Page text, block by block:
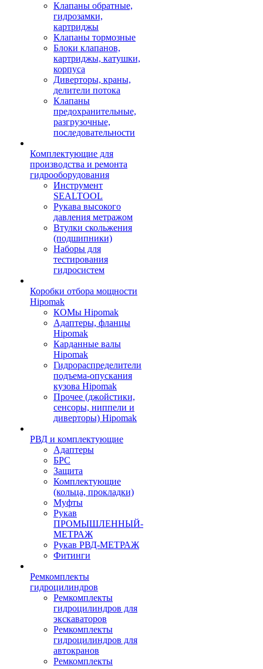
Клапаны обратные,
гидрозамки,
картриджы
Клапаны тормозные
Блоки клапанов,
картриджы, катушки,
корпуса
Диверторы, краны,
делители потока
Клапаны
предохранительные,
разгрузочные,
последовательности
Комплектующие для
производства и ремонта
гидрооборудования
Инструмент
SEALTOOL
Рукава высокого
давления метражом
Втулки скольжения
(подшипники)
Наборы для
тестирования
гидросистем
Коробки отбора мощности
Hipomak
КОМы Hipomak
Адаптеры, фланцы
Hipomak
Карданные валы
Hipomak
Гидрораспределители
подъема-опускания
кузова Hipomak
Прочее (джойстики,
сенсоры, ниппели и
диверторы) Hipomak
РВД и комплектующие
Адаптеры
БРС
Защита
Комплектующие
(кольца, прокладки)
Муфты
Рукав
ПРОМЫШЛЕННЫЙ-
МЕТРАЖ
Рукав РВД-МЕТРАЖ
Фитинги
Ремкомплекты
гидроцилиндров
Ремкомплекты
гидроцилиндров для
экскаваторов
Ремкомплекты
гидроцилиндров для
автокранов
Ремкомплекты